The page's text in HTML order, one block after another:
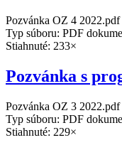
Pozvánka OZ 4 2022.pdf
Typ súboru: PDF
Stiahnuté: 233×
Pozvánka s
Pozvánka OZ 3 2022.pdf
Typ súboru: PDF
Stiahnuté: 229×